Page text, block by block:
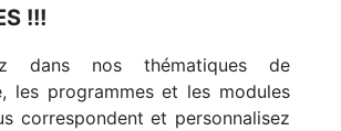
!!!
dans nos thématiques de
les programmes et les modules
correspondent et personnalisez